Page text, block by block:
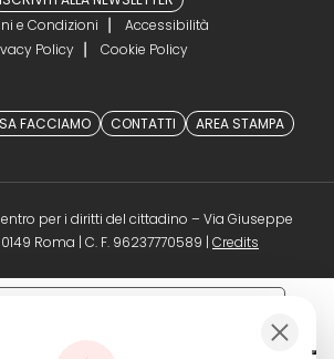
e Condizioni
Accessibilità
Policy
Cookie Policy
FACCIAMO CONTATTI AREA STAMPA
per i diritti del cittadino – Via Giuseppe
Roma | C. F. 96237770589 | Credits